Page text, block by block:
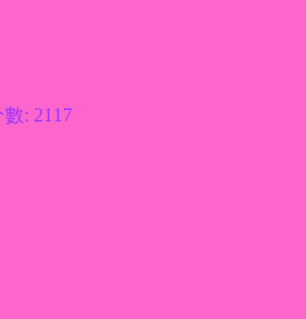
: 2117